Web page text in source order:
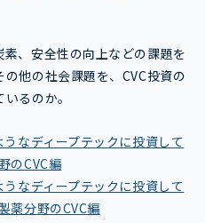
、安全性の向上などの課題を
他の社会課題を、CVC投資の
るのか。
なディープテックに投資して
のCVC編
なディープテックに投資して
薬分野のCVC編